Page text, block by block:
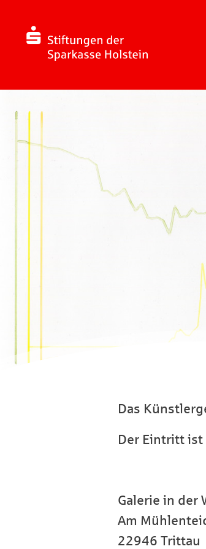
Das
Der Eintritt
Galerie in der
Am
22946 Trittau